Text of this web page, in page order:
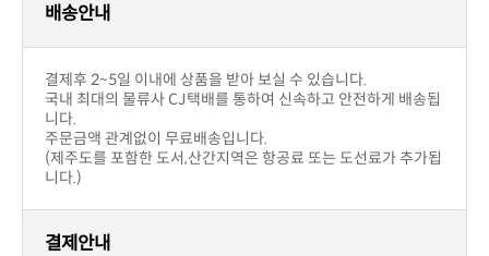
배송안내
결제후 2~5일 이내에 상품을 받아 보실 수 있습니다.
니다.
주문금액 관계없이 무료배송입니다.
니다.)
결제안내